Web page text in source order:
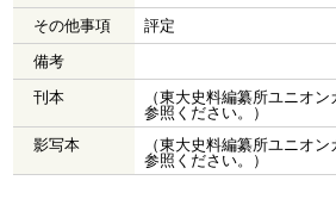
その他事項
評定
備考
刊本
（東大史料編纂所ユニオ
参照ください。）
影写本
（東大史料編纂所ユニオ
参照ください。）